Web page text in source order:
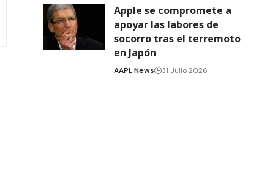
Apple se compromete a
apoyar las labores de
socorro tras el terremoto
en Japón
AAPL News 31 Julio 2026